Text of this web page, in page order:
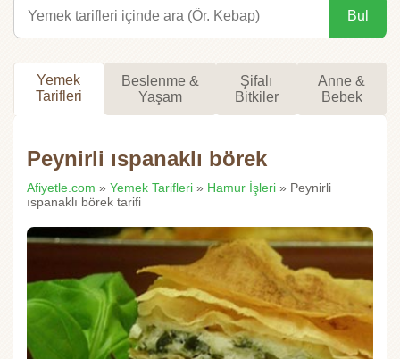
Bul
Yemek
Tarifleri
Beslenme &
Yaşam
Şifalı
Bitkiler
Anne &
Bebek
Peynirli ıspanaklı börek
Afiyetle.com » Yemek Tarifleri » Hamur İşleri » Peynirli
ıspanaklı börek tarifi